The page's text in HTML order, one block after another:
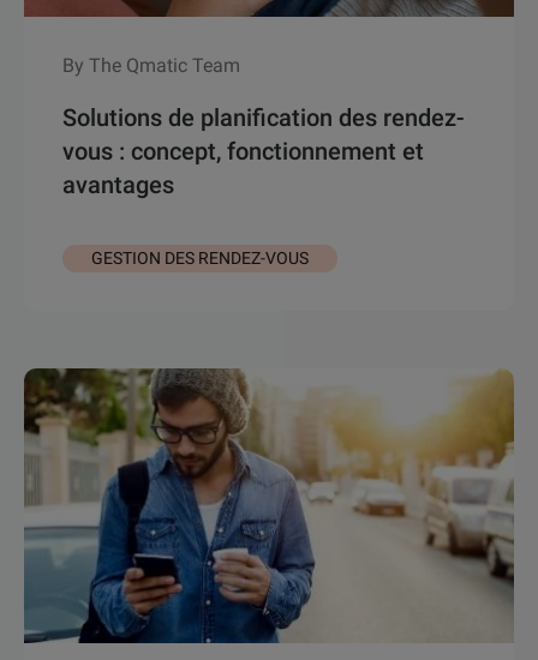
By The Qmatic Team
Solutions de planification des rendez-
vous : concept, fonctionnement et
avantages
GESTION DES RENDEZ-VOUS